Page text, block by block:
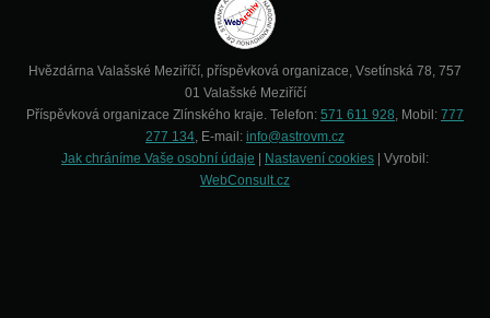
Hvězdárna Valašské Meziříčí, příspěvková organizace, Vsetínská 78, 757
01 Valašské Meziříčí
Příspěvková organizace Zlínského kraje. Telefon: 571 611 928, Mobil: 777
277 134, E-mail: info@astrovm.cz
Jak chráníme Vaše osobní údaje
Nastavení cookies | Vyrobil:
WebConsult.cz